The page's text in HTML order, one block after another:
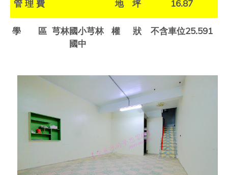
管 理 費 地 坪 16.87
學 區 芎林國小芎林
國中
權 狀 不含車位25.591